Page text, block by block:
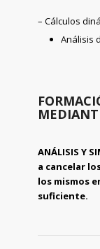
– Cálculos
Análisis
ANÁLISIS Y
a cancelar
los mismos
suficiente.